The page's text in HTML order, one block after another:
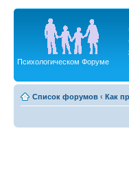
Психологическом Форуме
Список форумов ‹ Как